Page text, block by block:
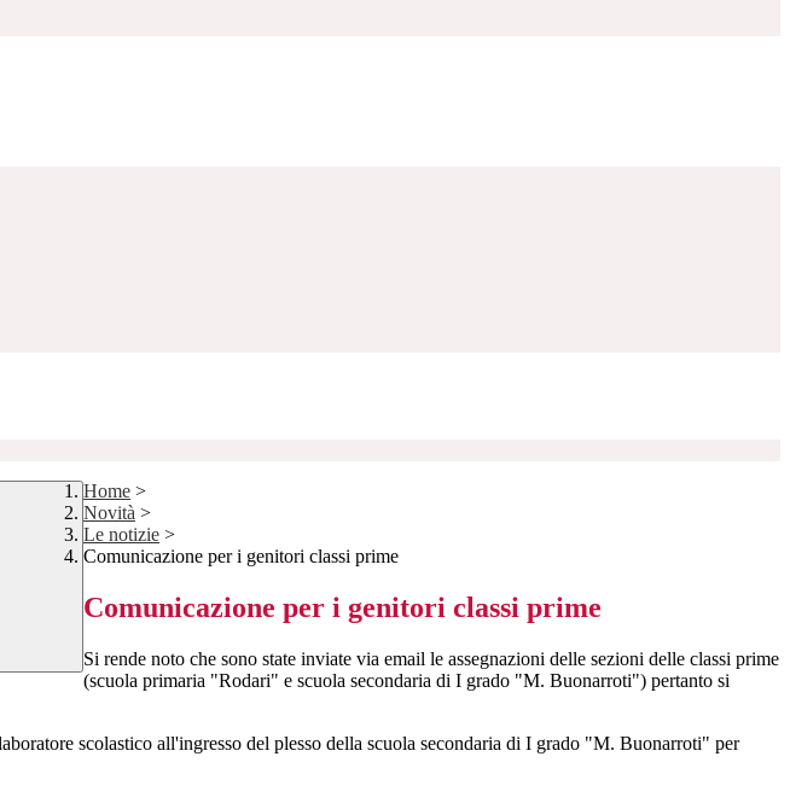
Home >
Novità >
Le notizie >
Comunicazione per i genitori classi prime
Comunicazione per i genitori classi prime
Si rende noto che sono state inviate via email le assegnazioni delle sezioni delle classi prime
(scuola primaria "Rodari" e scuola secondaria di I grado "M. Buonarroti") pertanto si
scolastico all'ingresso del plesso della scuola secondaria di I grado "M. Buonarroti" per